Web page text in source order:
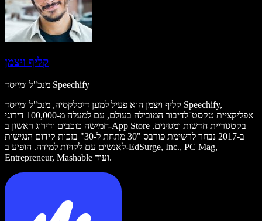
קליף ויצמן
מנכ"ל ומייסד Speechify
קליף ויצמן הוא פעיל למען דיסלקסיה, מנכ"ל ומייסד Speechify,
אפליקציית טקסט־לדיבור המובילה בעולם, עם למעלה מ-100,000 דירוגי
חמישה כוכבים ודירוג ראשון ב-App Store בקטגוריית חדשות ומגזינים.
ב-2017 נבחר לרשימת פורבס "30 מתחת ל-30" בזכות קידום הנגישות
לאנשים עם לקויות למידה. הופיע ב-EdSurge, Inc., PC Mag,
Entrepreneur, Mashable ועוד.